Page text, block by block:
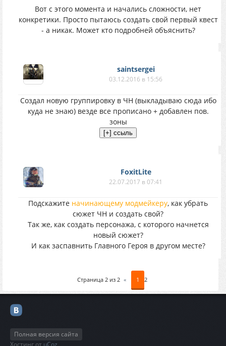
завершение
Вот с этого момента и начались сложности, нет
конкретики. Просто пытаюсь создать свой первый квест
- а никак. Может кто подробней объяснить?
saintsergei
03.12.2016 в 15:56
Создал новую группировку в ЧН (выкладываю сюда ибо
куда не знаю) везде все прописано + добавлен пов.
зоны
FoxitLite
22.07.2017 в 07:41
Подскажите начинающему модмейкеру, как убрать
сюжет ЧН и создать свой?
Так же, как создать персонажа, с которого начнется
новый сюжет?
И как заспавнить Главного Героя в другом месте?
Страница 2 из 2 « 1 2
Полная версия сайта
Хостинг от uCoz